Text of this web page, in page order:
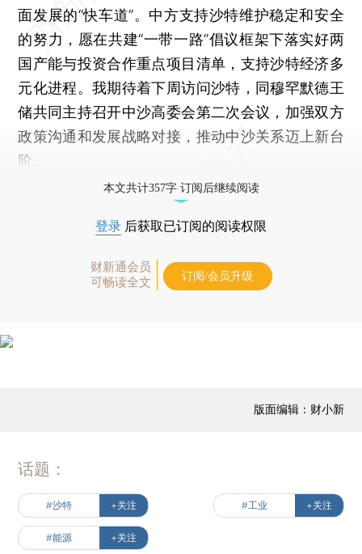
面发展的“快车道”。中方支持沙特维护稳定和安全
的努力，愿在共建“一带一路”倡议框架下落实好两
国产能与投资合作重点项目清单，支持沙特经济多
元化进程。我期待着下周访问沙特，同穆罕默德王
储共同主持召开中沙高委会第二次会议，加强双方
政策沟通和发展战略对接，推动中沙关系迈上新台
阶。
本文共计357字 订阅后继续阅读
登录 后获取已订阅的阅读权限
财新通会员
可畅读全文
订阅/会员升级
版面编辑：财小新
话题：
#沙特 +关注 #工业 +关注
#能源 +关注